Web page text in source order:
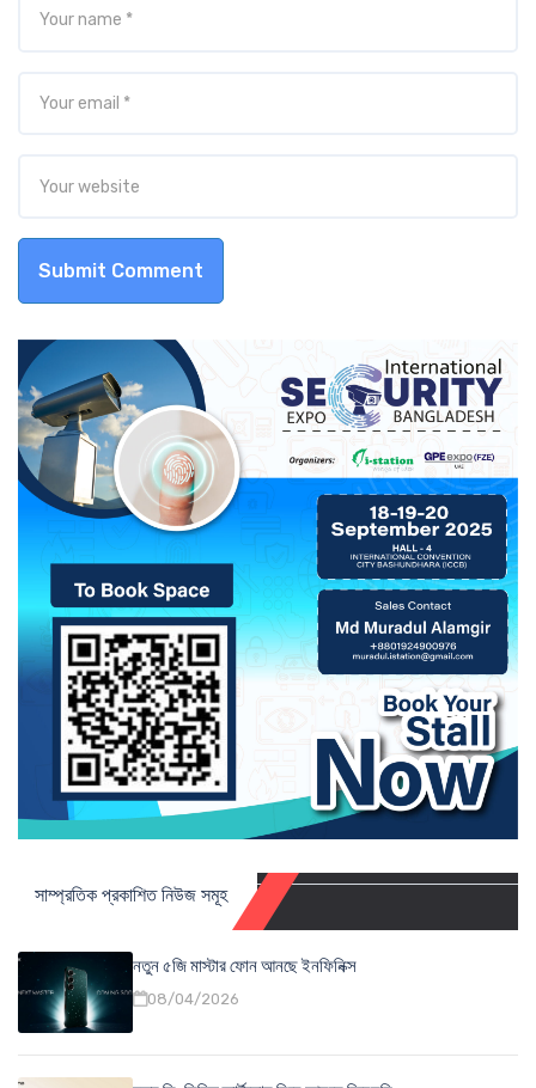
Submit Comment
সাম্প্রতিক প্রকাশিত নিউজ সমূহ
নতুন ৫জি মাস্টার ফোন আনছে ইনফিনিক্স
08/04/2026